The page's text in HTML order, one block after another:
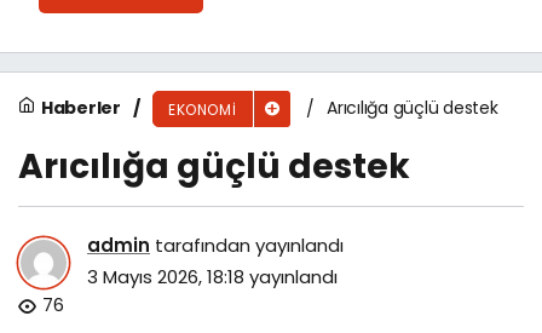
Haberler EKONOMI Arıcılığa güçlü destek
Arıcılığa güçlü destek
admin tarafından yayınlandı
3 Mayıs 2026, 18:18 yayınlandı
76